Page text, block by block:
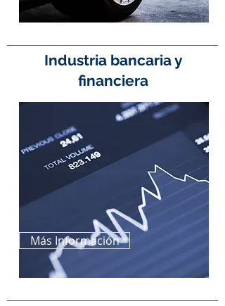
Industria bancaria y
financiera
Más Información